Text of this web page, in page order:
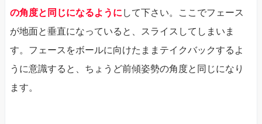
の角度と同じになるように して下さい。ここでフェース
が地面と垂直になっていると、スライスしてしまいま
す。フェースをボールに向けたままテイクバックするよ
うに意識すると、ちょうど前傾姿勢の角度と同じになり
ます。